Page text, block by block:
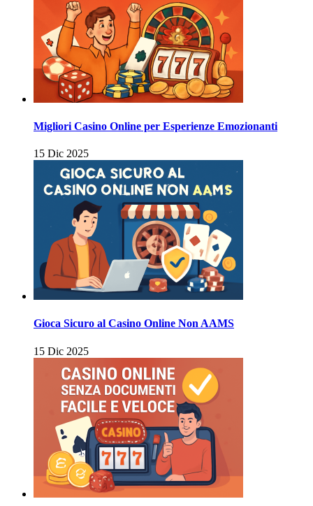
Migliori Casino Online per Esperienze Emozionanti
15 Dic 2025
Gioca Sicuro al Casino Online Non AAMS
15 Dic 2025